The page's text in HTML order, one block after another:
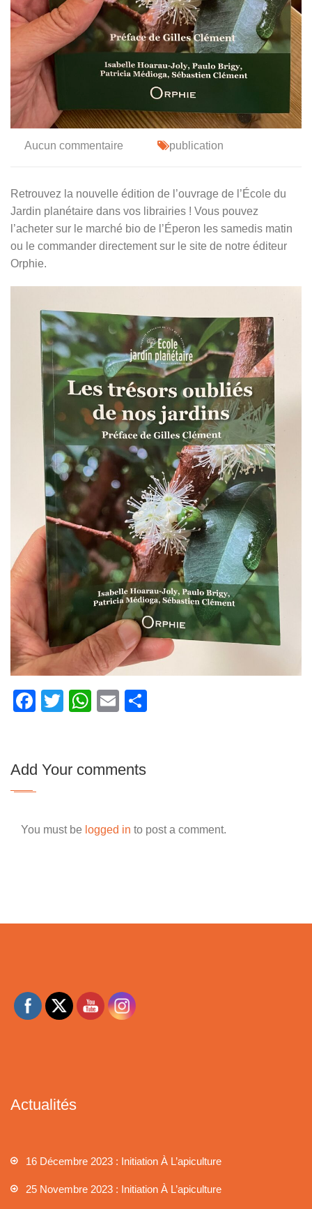
Aucun commentaire publication
Retrouvez la nouvelle édition de l’ouvrage de l’École du
Jardin planétaire dans vos librairies ! Vous pouvez
l’acheter sur le marché bio de l’Éperon les samedis matin
ou le commander directement sur le site de notre éditeur
Orphie.
Facebook
Twitter
WhatsApp
Email
Add Your comments
You must be logged in to post a comment.
Actualités
16 Décembre 2023 : Initiation À L’apiculture
25 Novembre 2023 : Initiation À L’apiculture